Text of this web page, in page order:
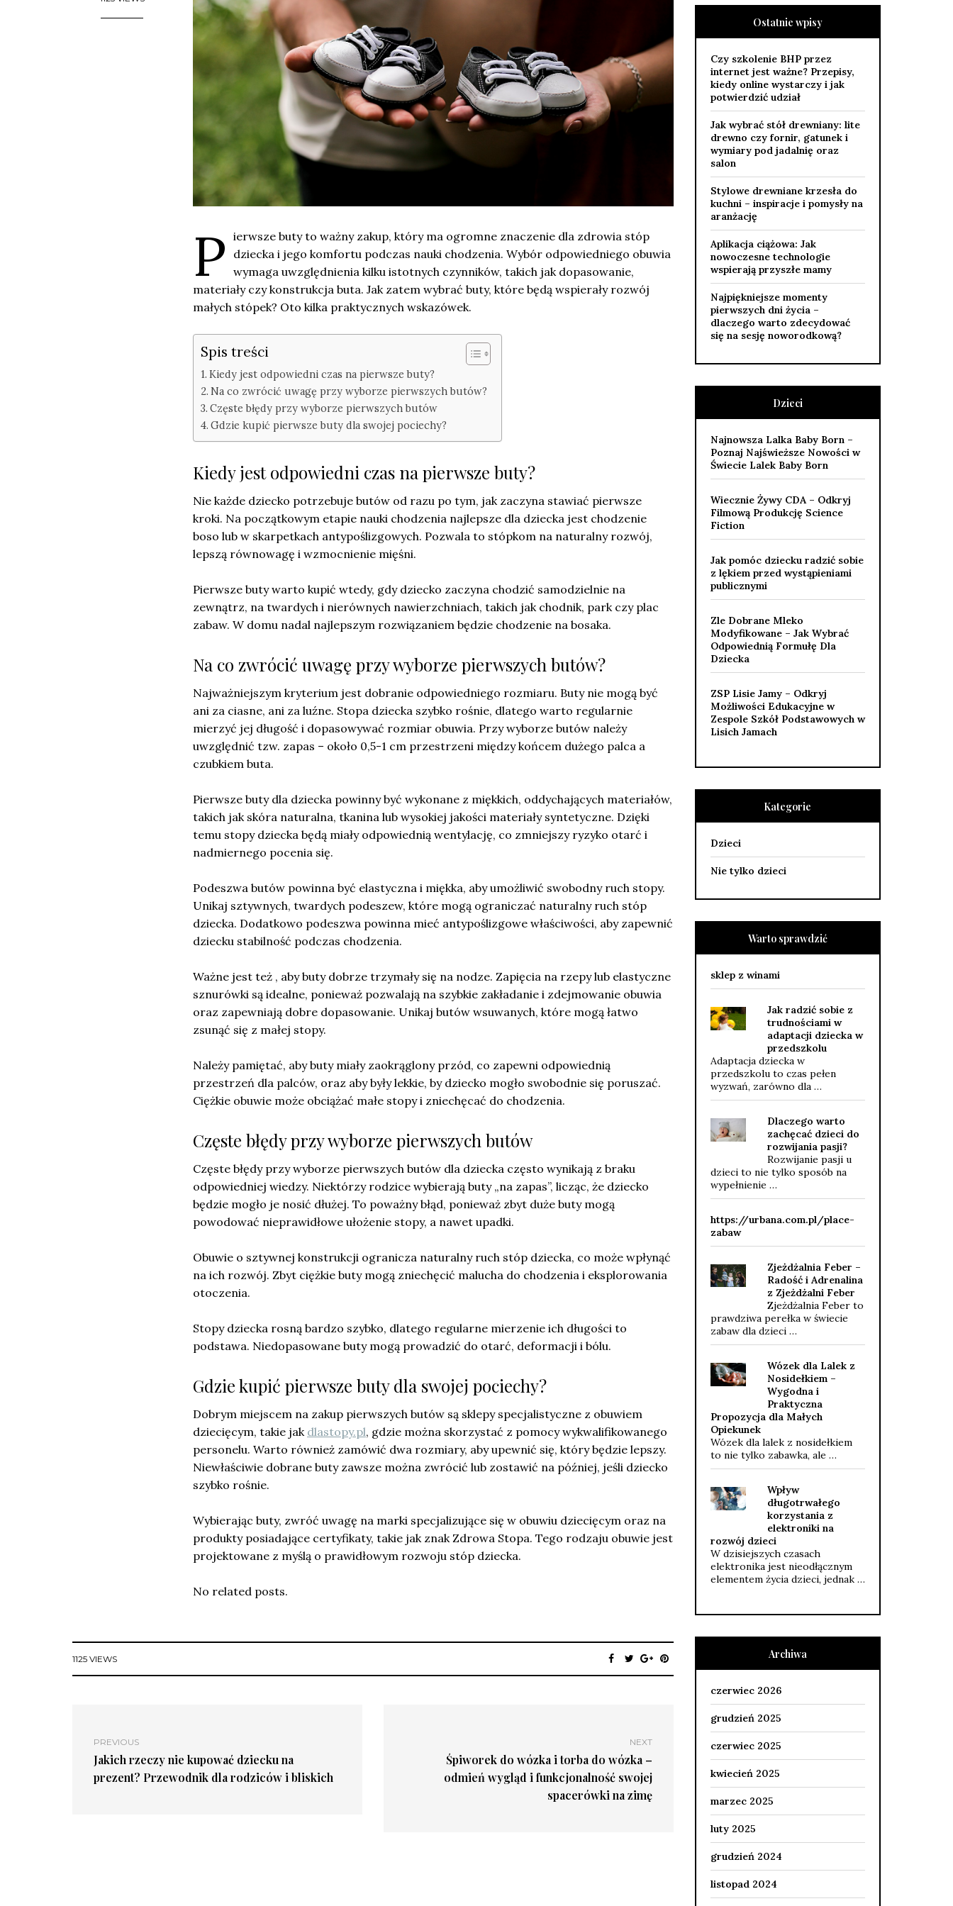
P ierwsze buty to ważny zakup, który ma ogromne znaczenie dla zdrowia stóp
dziecka i jego komfortu podczas nauki chodzenia. Wybór odpowiedniego obuwia
wymaga uwzględnienia kilku istotnych czynników, takich jak dopasowanie,
materiały czy konstrukcja buta. Jak zatem wybrać buty, które będą wspierały rozwój
małych stópek? Oto kilka praktycznych wskazówek.
Spis treści
Kiedy jest odpowiedni czas na pierwsze buty?
Na co zwrócić uwagę przy wyborze pierwszych butów?
Częste błędy przy wyborze pierwszych butów
Gdzie kupić pierwsze buty dla swojej pociechy?
Kiedy jest odpowiedni czas na pierwsze buty?
Nie każde dziecko potrzebuje butów od razu po tym, jak zaczyna stawiać pierwsze
kroki. Na początkowym etapie nauki chodzenia najlepsze dla dziecka jest chodzenie
boso lub w skarpetkach antypoślizgowych. Pozwala to stópkom na naturalny rozwój,
lepszą równowagę i wzmocnienie mięśni.
Pierwsze buty warto kupić wtedy, gdy dziecko zaczyna chodzić samodzielnie na
zewnątrz, na twardych i nierównych nawierzchniach, takich jak chodnik, park czy plac
zabaw. W domu nadal najlepszym rozwiązaniem będzie chodzenie na bosaka.
Na co zwrócić uwagę przy wyborze pierwszych butów?
Najważniejszym kryterium jest dobranie odpowiedniego rozmiaru. Buty nie mogą być
ani za ciasne, ani za luźne. Stopa dziecka szybko rośnie, dlatego warto regularnie
mierzyć jej długość i dopasowywać rozmiar obuwia. Przy wyborze butów należy
uwzględnić tzw. zapas – około 0,5-1 cm przestrzeni między końcem dużego palca a
czubkiem buta.
Pierwsze buty dla dziecka powinny być wykonane z miękkich, oddychających materiałów,
takich jak skóra naturalna, tkanina lub wysokiej jakości materiały syntetyczne. Dzięki
temu stopy dziecka będą miały odpowiednią wentylację, co zmniejszy ryzyko otarć i
nadmiernego pocenia się.
Podeszwa butów powinna być elastyczna i miękka, aby umożliwić swobodny ruch stopy.
Unikaj sztywnych, twardych podeszew, które mogą ograniczać naturalny ruch stóp
dziecka. Dodatkowo podeszwa powinna mieć antypoślizgowe właściwości, aby zapewnić
dziecku stabilność podczas chodzenia.
Ważne jest też , aby buty dobrze trzymały się na nodze. Zapięcia na rzepy lub elastyczne
sznurówki są idealne, ponieważ pozwalają na szybkie zakładanie i zdejmowanie obuwia
oraz zapewniają dobre dopasowanie. Unikaj butów wsuwanych, które mogą łatwo
zsunąć się z małej stopy.
Należy pamiętać, aby buty miały zaokrąglony przód, co zapewni odpowiednią
przestrzeń dla palców, oraz aby były lekkie, by dziecko mogło swobodnie się poruszać.
Ciężkie obuwie może obciążać małe stopy i zniechęcać do chodzenia.
Częste błędy przy wyborze pierwszych butów
Częste błędy przy wyborze pierwszych butów dla dziecka często wynikają z braku
odpowiedniej wiedzy. Niektórzy rodzice wybierają buty „na zapas”, licząc, że dziecko
będzie mogło je nosić dłużej. To poważny błąd, ponieważ zbyt duże buty mogą
powodować nieprawidłowe ułożenie stopy, a nawet upadki.
Obuwie o sztywnej konstrukcji ogranicza naturalny ruch stóp dziecka, co może wpłynąć
na ich rozwój. Zbyt ciężkie buty mogą zniechęcić malucha do chodzenia i eksplorowania
otoczenia.
Stopy dziecka rosną bardzo szybko, dlatego regularne mierzenie ich długości to
podstawa. Niedopasowane buty mogą prowadzić do otarć, deformacji i bólu.
Gdzie kupić pierwsze buty dla swojej pociechy?
Dobrym miejscem na zakup pierwszych butów są sklepy specjalistyczne z obuwiem
dziecięcym, takie jak dlastopy.pl, gdzie można skorzystać z pomocy wykwalifikowanego
personelu. Warto również zamówić dwa rozmiary, aby upewnić się, który będzie lepszy.
Niewłaściwie dobrane buty zawsze można zwrócić lub zostawić na później, jeśli dziecko
szybko rośnie.
Wybierając buty, zwróć uwagę na marki specjalizujące się w obuwiu dziecięcym oraz na
produkty posiadające certyfikaty, takie jak znak Zdrowa Stopa. Tego rodzaju obuwie jest
projektowane z myślą o prawidłowym rozwoju stóp dziecka.
No related posts.
1125 VIEWS
PREVIOUS
Jakich rzeczy nie kupować dziecku na
prezent? Przewodnik dla rodziców i bliskich
NEXT
Śpiworek do wózka i torba do wózka –
odmień wygląd i funkcjonalność swojej
spacerówki na zimę
Ostatnie wpisy
Czy szkolenie BHP przez
internet jest ważne? Przepisy,
kiedy online wystarczy i jak
potwierdzić udział
Jak wybrać stół drewniany: lite
drewno czy fornir, gatunek i
wymiary pod jadalnię oraz
salon
Stylowe drewniane krzesła do
kuchni – inspiracje i pomysły na
aranżację
Aplikacja ciążowa: Jak
nowoczesne technologie
wspierają przyszłe mamy
Najpiękniejsze momenty
pierwszych dni życia –
dlaczego warto zdecydować
się na sesję noworodkową?
Dzieci
Najnowsza Lalka Baby Born –
Poznaj Najświeższe Nowości w
Świecie Lalek Baby Born
Wiecznie Żywy CDA – Odkryj
Filmową Produkcję Science
Fiction
Jak pomóc dziecku radzić sobie
z lękiem przed wystąpieniami
publicznymi
Zle Dobrane Mleko
Modyfikowane – Jak Wybrać
Odpowiednią Formułę Dla
Dziecka
ZSP Lisie Jamy – Odkryj
Możliwości Edukacyjne w
Zespole Szkół Podstawowych w
Lisich Jamach
Kategorie
Dzieci
Nie tylko dzieci
Warto sprawdzić
sklep z winami
Jak radzić sobie z
trudnościami w
adaptacji dziecka w
przedszkolu
Adaptacja dziecka w
przedszkolu to czas pełen
wyzwań, zarówno dla …
Dlaczego warto
zachęcać dzieci do
rozwijania pasji?
Rozwijanie pasji u
dzieci to nie tylko sposób na
wypełnienie …
https://urbana.com.pl/place-
zabaw
Zjeżdżalnia Feber –
Radość i Adrenalina
z Zjeżdżalni Feber
Zjeżdżalnia Feber to
prawdziwa perełka w świecie
zabaw dla dzieci …
Wózek dla Lalek z
Nosidełkiem –
Wygodna i
Praktyczna
Propozycja dla Małych
Opiekunek
Wózek dla lalek z nosidełkiem
to nie tylko zabawka, ale …
Wpływ
długotrwałego
korzystania z
elektroniki na
rozwój dzieci
W dzisiejszych czasach
elektronika jest nieodłącznym
elementem życia dzieci, jednak …
Archiwa
czerwiec 2026
grudzień 2025
czerwiec 2025
kwiecień 2025
marzec 2025
luty 2025
grudzień 2024
listopad 2024